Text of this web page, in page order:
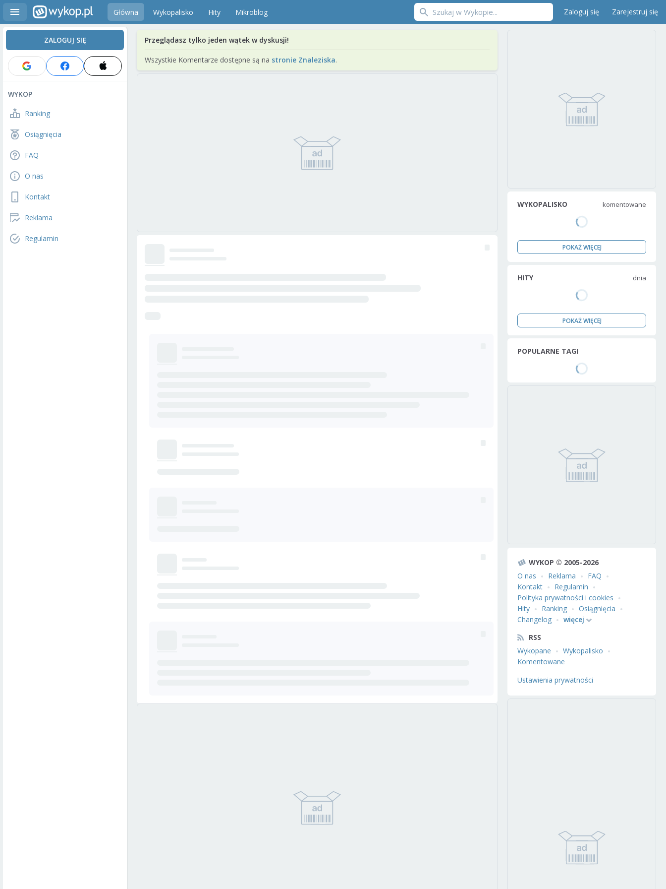
Główna Wykopalisko Hity Mikroblog Zaloguj się Zarejestruj się
ZALOGUJ SIĘ
WYKOP
Ranking
Osiągnięcia
FAQ
O nas
Kontakt
Reklama
Regulamin
Przeglądasz tylko jeden wątek w dyskusji!
Wszystkie Komentarze dostępne są na stronie Znaleziska.
WYKOPALISKO komentowane
POKAŻ WIĘCEJ
HITY dnia
POKAŻ WIĘCEJ
POPULARNE TAGI
WYKOP © 2005-2026
O nas
Reklama
FAQ
Kontakt
Regulamin
Polityka prywatności i cookies
Hity
Ranking
Osiągnięcia
Changelog
więcej
RSS
Wykopane
Wykopalisko
Komentowane
Ustawienia prywatności